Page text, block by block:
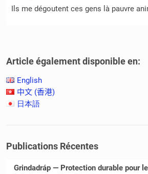
Ils me dégoutent ces gens là pauvre
Article également disponible en:
English
中文 (香港)
日本語
Publications Récentes
Grindadráp — Protection durable pour